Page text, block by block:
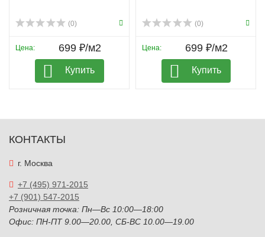
(0)
Цена: 699 ₽/м2
Купить
(0)
Цена: 699 ₽/м2
Купить
КОНТАКТЫ
г. Москва
+7 (495) 971-2015
+7 (901) 547-2015
Розничная точка: Пн—Вс 10:00—18:00
Офис: ПН-ПТ 9.00—20.00, СБ-ВС 10.00—19.00